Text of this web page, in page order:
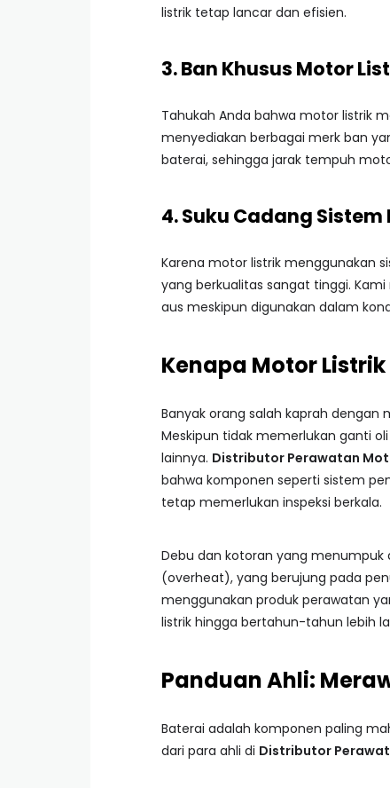
listrik tetap lancar dan efisien.
3. Ban Khusus Motor
Tahukah Anda bahwa motor listrik
menyediakan berbagai merk ban
baterai, sehingga jarak tempuh
4. Suku Cadang
Karena motor listrik menggunakan
yang berkualitas sangat tinggi.
aus meskipun digunakan dalam
Kenapa Motor
Banyak orang salah kaprah
Meskipun tidak memerlukan ganti
lainnya. Distributor Perawatan
bahwa komponen seperti sistem
tetap memerlukan inspeksi berkala.
Debu dan kotoran yang menumpuk
(overheat), yang berujung pada
menggunakan produk perawatan
listrik hingga bertahun-tahun lebih
Panduan Ahli:
Baterai adalah komponen paling
dari para ahli di Distributor